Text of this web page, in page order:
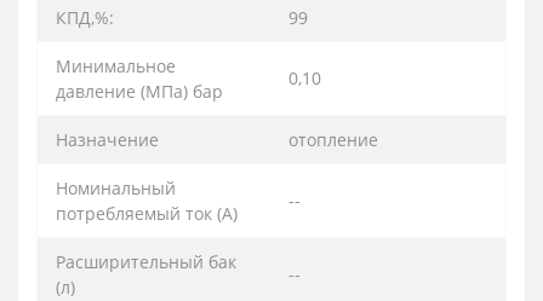
КПД,%: 99
Минимальное
давление (МПа) бар
0,10
Назначение отопление
Номинальный
потребляемый ток (A)
--
Расширительный бак
(л)
--